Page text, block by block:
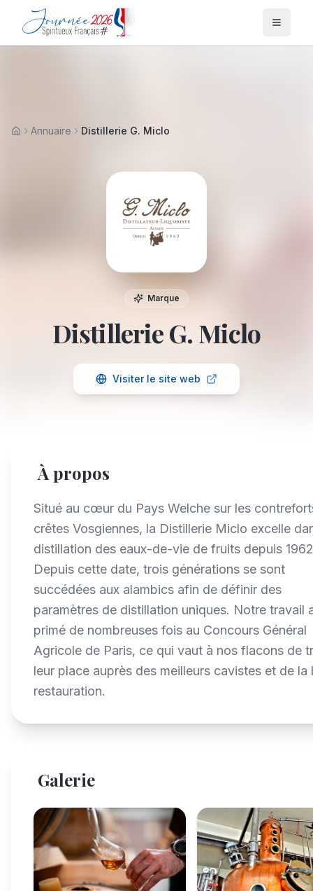
Menu
AccueilAnnuaire Distillerie G. Miclo
Marque
Distillerie G. Miclo
Visiter le site web
À propos
Situé au cœur du Pays Welche sur les
crêtes Vosgiennes, la Distillerie Miclo excelle
distillation des eaux-de-vie de fruits depuis
Depuis cette date, trois générations se sont
succédées aux alambics afin de définir des
paramètres de distillation uniques. Notre travail
primé de nombreuses fois au Concours Général
Agricole de Paris, ce qui vaut à nos flacons de
leur place auprès des meilleurs cavistes et de la
restauration.
Galerie